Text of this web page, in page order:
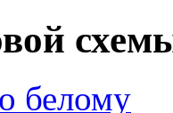
белому